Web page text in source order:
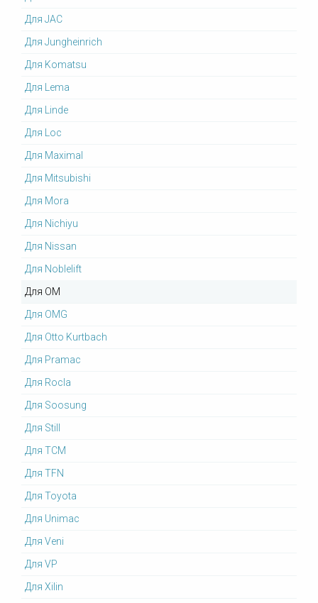
Для JAC
Для Jungheinrich
Для Komatsu
Для Lema
Для Linde
Для Loc
Для Maximal
Для Mitsubishi
Для Mora
Для Nichiyu
Для Nissan
Для Noblelift
Для OM
Для OMG
Для Otto Kurtbach
Для Pramac
Для Rocla
Для Soosung
Для Still
Для TCM
Для TFN
Для Toyota
Для Unimac
Для Veni
Для VP
Для Xilin